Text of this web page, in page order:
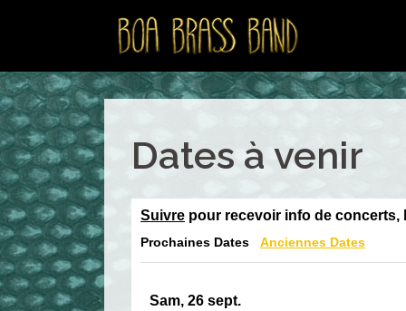
Dates à venir
Suivre pour recevoir info de concerts,
Prochaines Dates Anciennes Dates
Sam, 26 sept.